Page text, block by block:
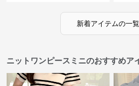
新着アイテムの一
ニットワンピースミニのおすすめア